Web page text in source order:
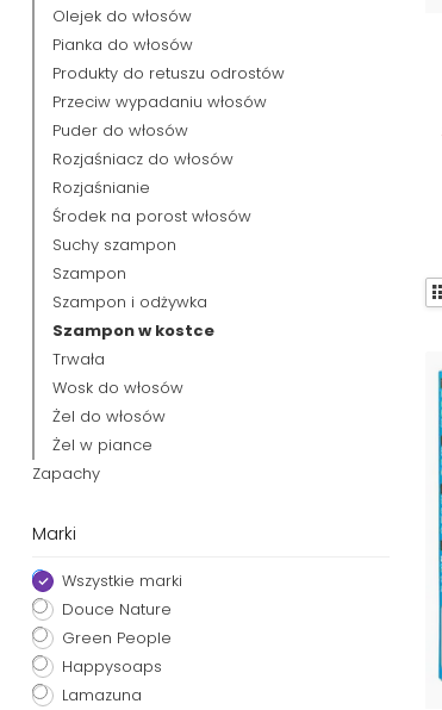
Olejek do włosów
Pianka do włosów
Produkty do retuszu odrostów
Przeciw wypadaniu włosów
Puder do włosów
Rozjaśniacz do włosów
Rozjaśnianie
Środek na porost włosów
Suchy szampon
Szampon
Szampon i odżywka
Szampon w kostce
Trwała
Wosk do włosów
Żel do włosów
Żel w piance
Zapachy
Marki
Wszystkie marki
Douce Nature
Green People
Happysoaps
Lamazuna